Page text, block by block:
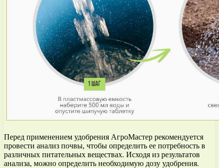
Перед применением удобрения АгроМастер рекомендуется
провести анализ почвы, чтобы определить ее потребность в
различных питательных веществах. Исходя из результатов
анализа, можно определить необходимую дозу удобрения.